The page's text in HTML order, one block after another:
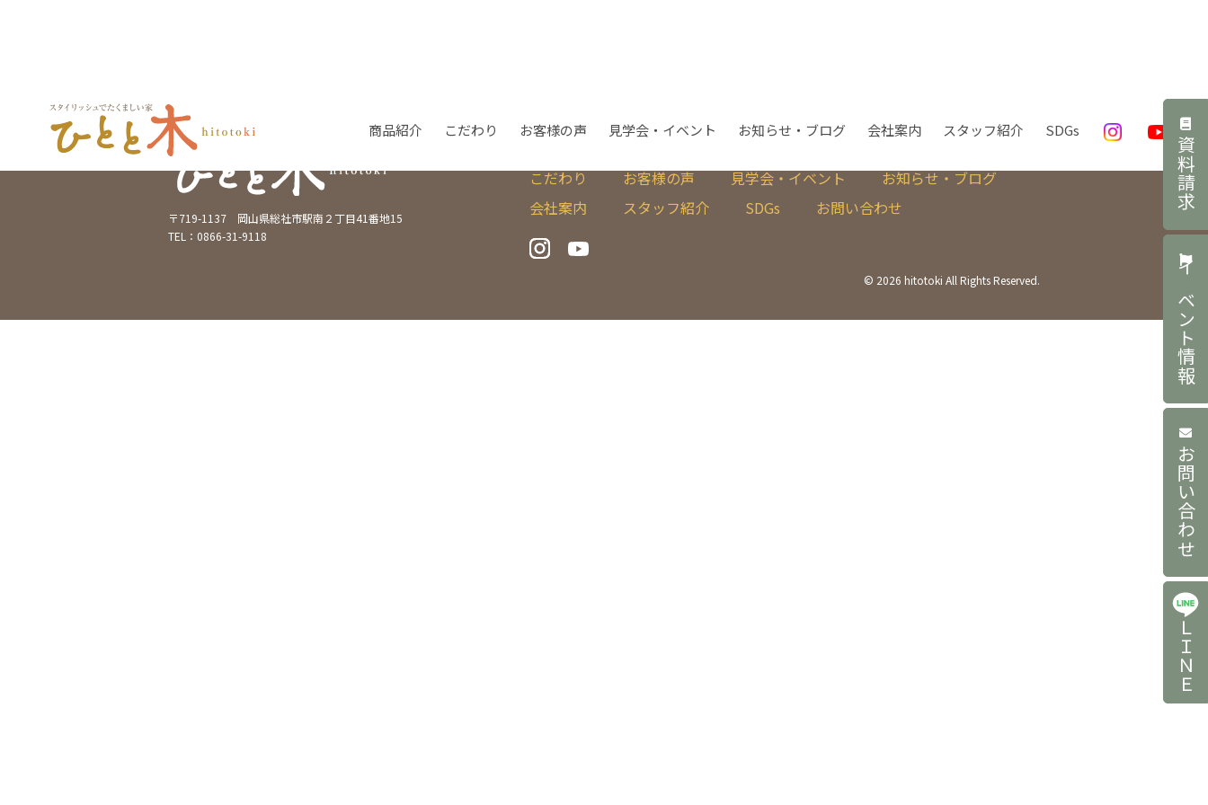
商品紹介 こだわり お客様の声 見学会・イベント お知らせ・ブログ 会社案内 スタッフ紹介 SDGs
資料請求
イベント情報
お問い合わせ
ＬＩＮＥ
〒719-1137 岡山県総社市駅南２丁目41番地15
TEL：0866-31-9118
こだわり
お客様の声 見学会・イベント
お知らせ・ブログ
会社案内
スタッフ紹介 SDGs お問い合わせ
© 2026 hitotoki All Rights Reserved.